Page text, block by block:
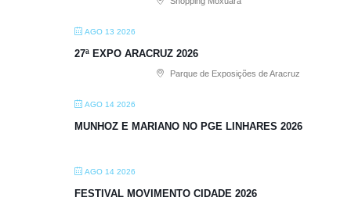
AGO 13 2026
27ª EXPO ARACRUZ 2026
Parque de Exposições de Aracruz
AGO 14 2026
MUNHOZ E MARIANO NO PGE LINHARES 2026
AGO 14 2026
FESTIVAL MOVIMENTO CIDADE 2026